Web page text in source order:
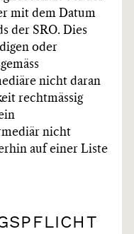
mit dem Datum
der SRO. Dies
oder
nicht daran
rechtmässig
nicht
auf einer Liste